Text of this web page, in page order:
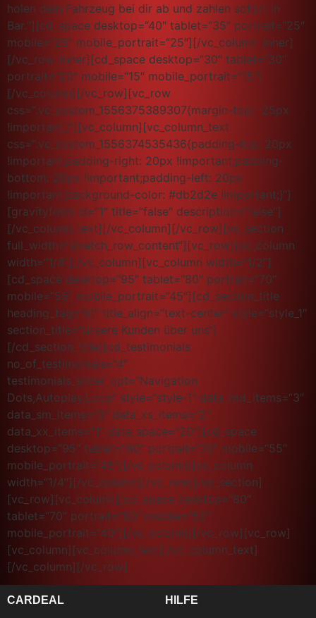
holen dein Fahrzeug bei dir ab und zahlen sofort in
Bar.“][cd_space desktop=“40″ tablet=“35″ portrait=“25″
mobile=“25″ mobile_portrait=“25″][/vc_column_inner]
[/vc_row_inner][cd_space desktop=“30″ tablet=“30″
portrait=“20″ mobile=“15″ mobile_portrait=“15″]
[/vc_column][/vc_row][vc_row
css=“.vc_custom_1556375389307{margin-top: -25px
!important;}“][vc_column][vc_column_text
css=“.vc_custom_1556374535436{padding-top: 20px
!important;padding-right: 20px !important;padding-
bottom: 20px !important;padding-left: 20px
!important;background-color: #db2d2e !important;}“]
[gravityform id=“1″ title=“false“ description=“false“]
[/vc_column_text][/vc_column][/vc_row][vc_section
full_width=“stretch_row_content“][vc_row][vc_column
width=“1/4″][/vc_column][vc_column width=“1/2″]
[cd_space desktop=“95″ tablet=“80″ portrait=“70″
mobile=“55″ mobile_portrait=“45″][cd_section_title
heading_tag=“h1″ title_align=“text-center“ style=“style_1″
section_title=“unsere Kunden über uns“]
[/cd_section_title][cd_testimonials
no_of_testimonials=“4″
testimonials_slider_opt=“Navigation
Dots,Autoplay,Loop“ style=“style-1″ data_md_items=“3″
data_sm_items=“3″ data_xs_items=“2″
data_xx_items=“1″ data_space=“20″][cd_space
desktop=“95″ tablet=“80″ portrait=“70″ mobile=“55″
mobile_portrait=“45″][/vc_column][vc_column
width=“1/4″][/vc_column][/vc_row][/vc_section]
[vc_row][vc_column][cd_space desktop=“80″
tablet=“70″ portrait=“60″ mobile=“50″
mobile_portrait=“40″][/vc_column][/vc_row][vc_row]
[vc_column][vc_column_text][/vc_column_text]
[/vc_column][/vc_row]
CARDEAL HILFE